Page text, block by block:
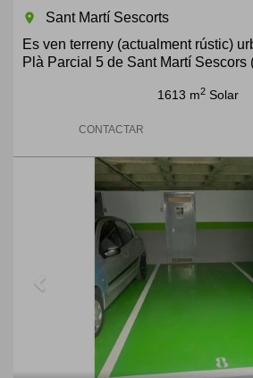
room
Sant Martí Sescorts
Es ven terreny (actualment rústic)
Plà Parcial 5 de Sant Martí Sescors
1613 m2 Solar
CONTACTAR
Previous